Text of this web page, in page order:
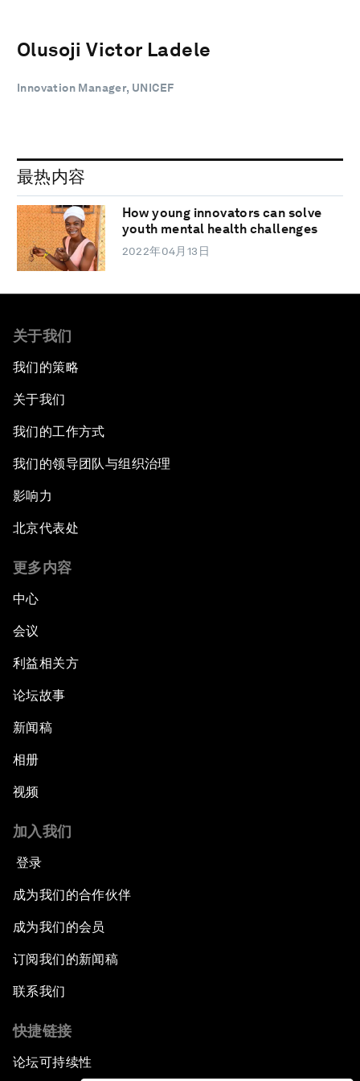
Olusoji Victor Ladele
Innovation Manager, UNICEF
最热内容
How young innovators can solve
youth mental health challenges
2022年04月13日
关于我们
我们的策略
关于我们
我们的工作方式
我们的领导团队与组织治理
影响力
北京代表处
更多内容
中心
会议
利益相关方
论坛故事
新闻稿
相册
视频
加入我们
登录
成为我们的合作伙伴
成为我们的会员
订阅我们的新闻稿
联系我们
快捷链接
论坛可持续性